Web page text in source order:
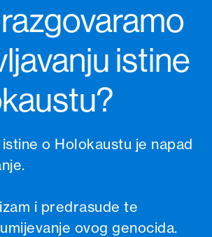
istine
o Holokaustu je napad
i predrasude te
ovog genocida.